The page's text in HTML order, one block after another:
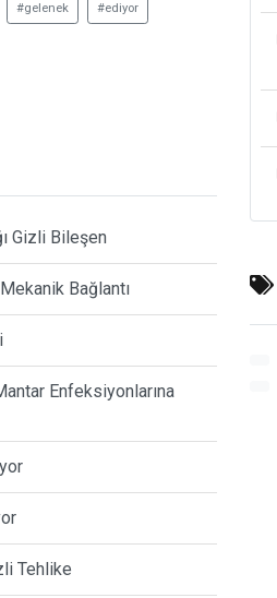
#gelenek #ediyor
Gizli Bileşen
Bağlantı
Enfeksiyonlarına
Tehlike